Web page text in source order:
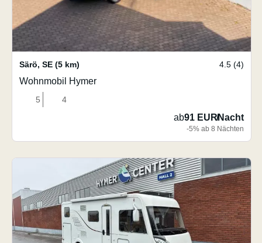
Särö, SE (5 km) 4.5 (4)
Wohnmobil Hymer
5 4
ab91 EUR/Nacht
-5% ab 8 Nächten